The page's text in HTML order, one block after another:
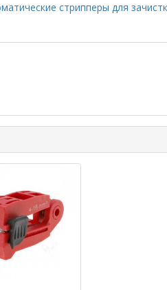
стрипперы для